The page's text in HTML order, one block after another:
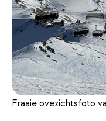
Fraaie ovezichtsfoto